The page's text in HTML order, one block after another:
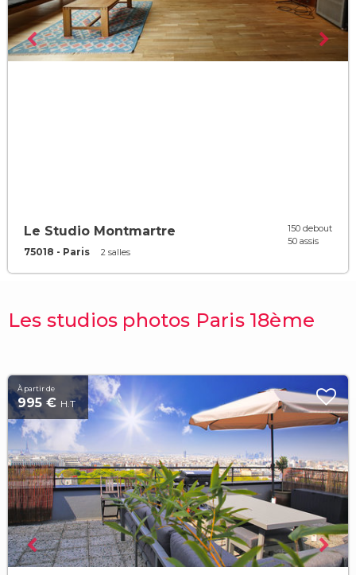
Le Studio Montmartre
75018 - Paris 2 salles
150 debout
50 assis
Les studios photos Paris 18ème
À partir de
995 € H.T